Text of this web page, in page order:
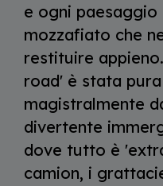
e ogni
mozzafiato che
restituire
road' è stata
magistralmente
divertente
dove tutto è
camion, i